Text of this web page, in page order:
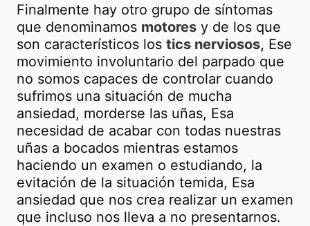
Finalmente hay otro grupo de síntomas
que denominamos motores y de los que
son característicos los tics nerviosos, Ese
movimiento involuntario del parpado que
no somos capaces de controlar cuando
sufrimos una situación de mucha
ansiedad, morderse las uñas, Esa
necesidad de acabar con todas nuestras
uñas a bocados mientras estamos
haciendo un examen o estudiando, la
evitación de la situación temida, Esa
ansiedad que nos crea realizar un examen
que incluso nos lleva a no presentarnos.